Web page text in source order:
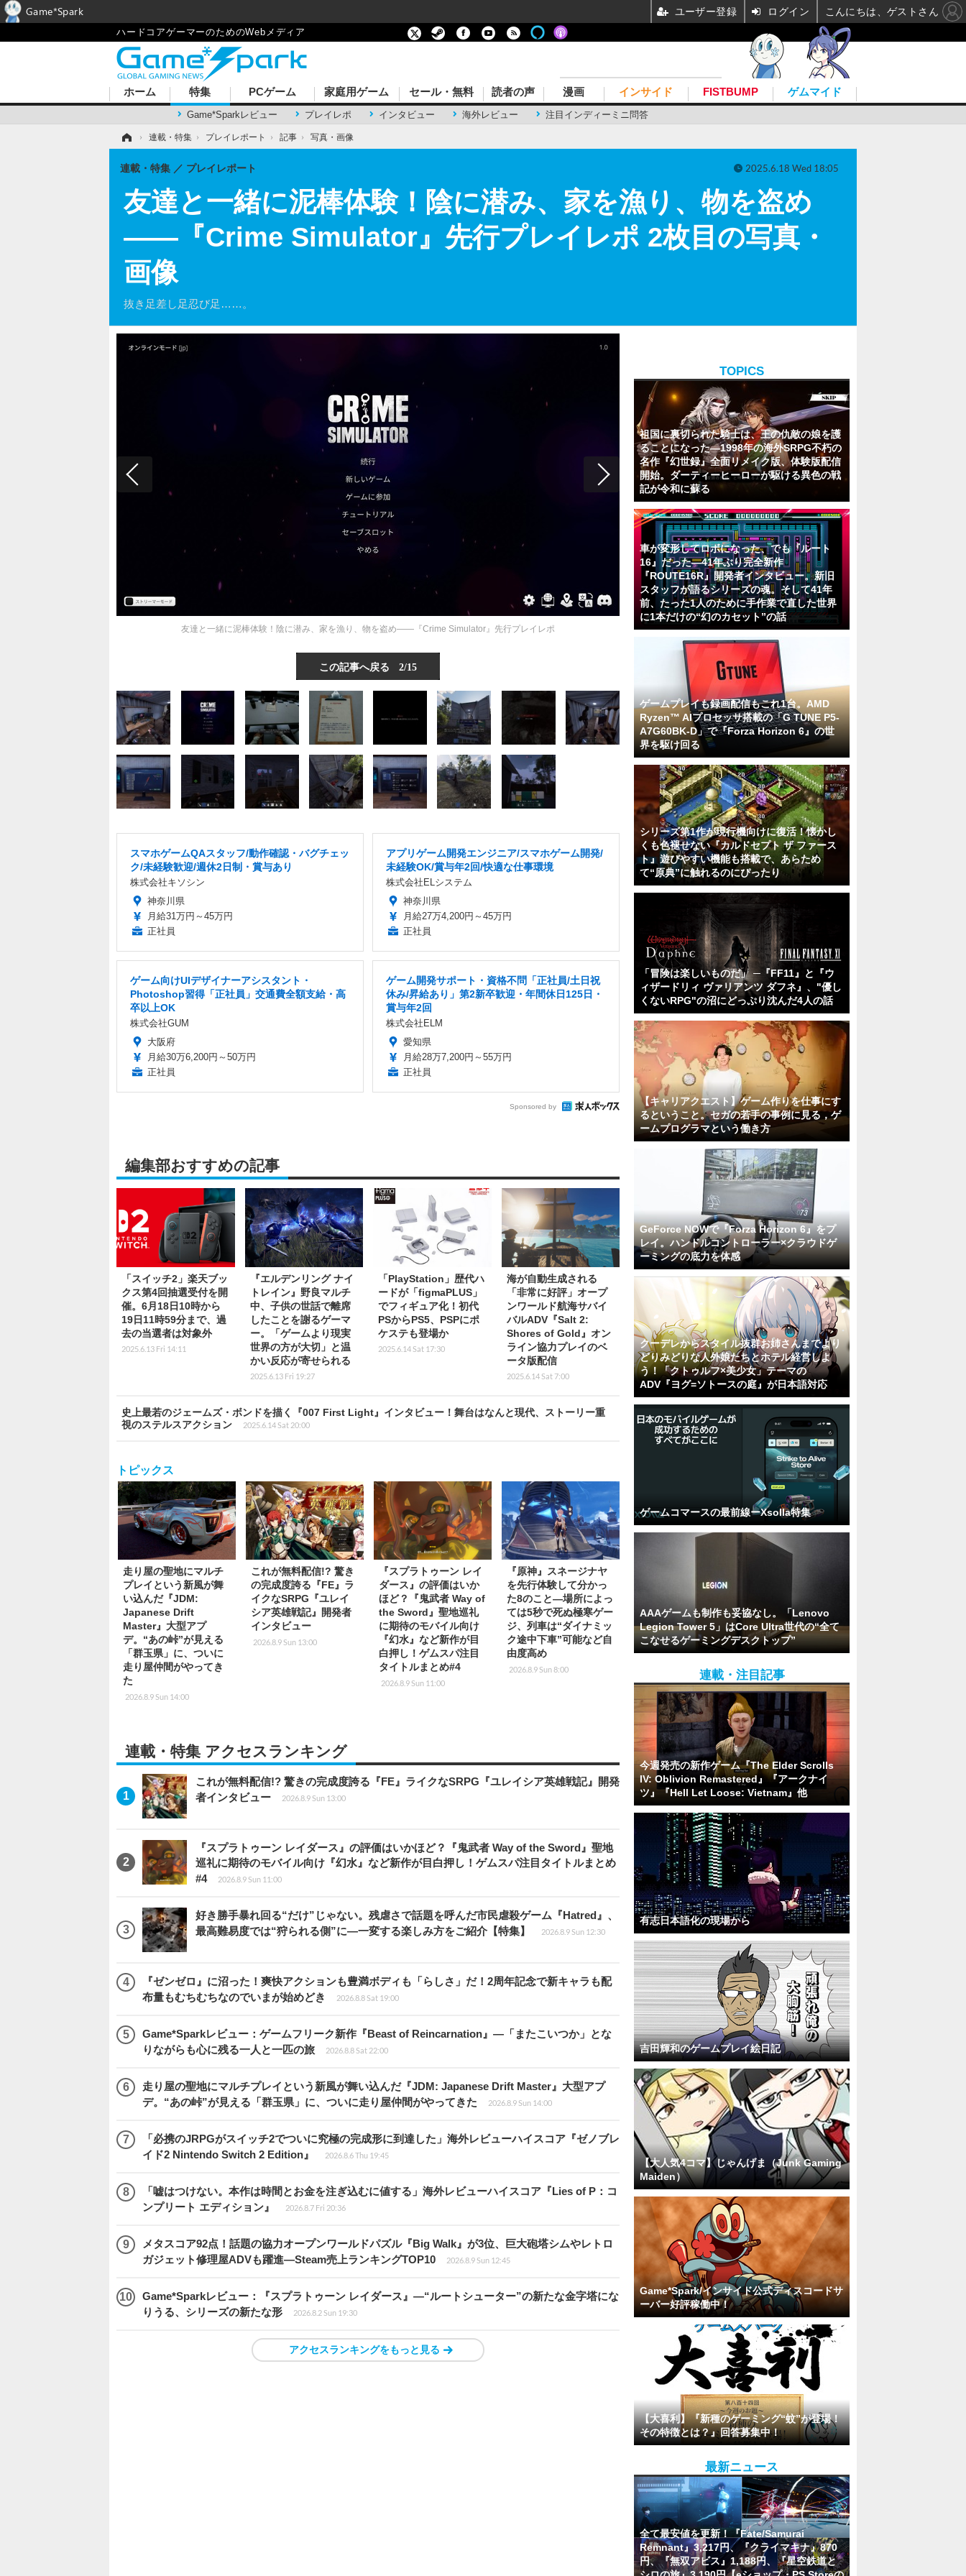
ハードコアゲーマーのためのWebメディア
ホーム 特集
Game*Sparkレビュー プレイレポ インタビュー 海外レビュー 注目インディーミニ問答
PCゲーム 家庭用ゲーム セール・無料 読者の声 漫画 インサイド FISTBUMP ゲムマイド
› 連載・特集 › プレイレポート › 記事 › 写真・画像
友達と一緒に泥棒体験！陰に潜み、家を漁り、物を盗め
――『Crime Simulator』先行プレイレポ 2枚目の写真・
画像
抜き足差し足忍び足……。
連載・特集 プレイレポート 2025.6.18 Wed 18:05
友達と一緒に泥棒体験！陰に潜み、家を漁り、物を盗め――『Crime Simulator』先行プレイレポ
この記事へ戻る 2/15
スマホゲームQAスタッフ/動作確認・バグチェッ
ク/未経験歓迎/週休2日制・賞与あり
株式会社キソシン
神奈川県
月給31万円～45万円
正社員
アプリゲーム開発エンジニア/スマホゲーム開発/
未経験OK/賞与年2回/快適な仕事環境
株式会社ELシステム
神奈川県
月給27万4,200円～45万円
正社員
ゲーム向けUIデザイナーアシスタント・
Photoshop習得「正社員」交通費全額支給・高
卒以上OK
株式会社GUM
大阪府
月給30万6,200円～50万円
正社員
ゲーム開発サポート・資格不問「正社員/土日祝
休み/昇給あり」第2新卒歓迎・年間休日125日・
賞与年2回
株式会社ELM
愛知県
月給28万7,200円～55万円
正社員
Sponsored by
編集部おすすめの記事
「スイッチ2」楽天ブッ
クス第4回抽選受付を開
催。6月18日10時から
19日11時59分まで、過
去の当選者は対象外
2025.6.13 Fri 14:11
『エルデンリング ナイ
トレイン』野良マルチ
中、子供の世話で離席
したことを謝るゲーマ
ー。「ゲームより現実
世界の方が大切」と温
かい反応が寄せられる
2025.6.13 Fri 19:27
「PlayStation」歴代ハ
ードが「figmaPLUS」
でフィギュア化！初代
PSからPS5、PSPにポ
ケステも登場か
2025.6.14 Sat 17:30
海が自動生成される
「非常に好評」オープ
ンワールド航海サバイ
バルADV『Salt 2:
Shores of Gold』オン
ライン協力プレイのベ
ータ版配信
2025.6.14 Sat 7:00
史上最若のジェームズ・ボンドを描く『007 First Light』インタビュー！舞台はなんと現代、ストーリー重
視のステルスアクション
2025.6.14 Sat 20:00
トピックス
走り屋の聖地にマルチ
プレイという新風が舞
い込んだ『JDM:
Japanese Drift
Master』大型アプ
デ。“あの峠”が見える
「群玉県」に、ついに
走り屋仲間がやってき
た
2026.8.9 Sun 14:00
これが無料配信!? 驚き
の完成度誇る『FE』ラ
イクなSRPG『ユレイ
シア英雄戦記』開発者
インタビュー
2026.8.9 Sun 13:00
『スプラトゥーン レイ
ダース』の評価はいか
ほど？『鬼武者 Way of
the Sword』聖地巡礼
に期待のモバイル向け
『幻水』など新作が目
白押し！ゲムスパ注目
タイトルまとめ#4
2026.8.9 Sun 11:00
『原神』スネージナヤ
を先行体験して分かっ
た8のこと―場所によっ
ては5秒で死ぬ極寒ゲー
ジ、列車は“ダイナミッ
ク途中下車”可能など自
由度高め
2026.8.9 Sun 8:00
連載・特集 アクセスランキング
これが無料配信!? 驚きの完成度誇る『FE』ライクなSRPG『ユレイシア英雄戦記』開発
者インタビュー
2026.8.9 Sun 13:00
『スプラトゥーン レイダース』の評価はいかほど？『鬼武者 Way of the Sword』聖地
巡礼に期待のモバイル向け『幻水』など新作が目白押し！ゲムスパ注目タイトルまとめ
#4
2026.8.9 Sun 11:00
好き勝手暴れ回る“だけ”じゃない。残虐さで話題を呼んだ市民虐殺ゲーム『Hatred』、
最高難易度では“狩られる側”に―一変する楽しみ方をご紹介【特集】
2026.8.9 Sun 12:30
『ゼンゼロ』に沼った！爽快アクションも豊満ボディも「らしさ」だ！2周年記念で新キャラも配
布量もむちむちなのでいまが始めどき
2026.8.8 Sat 19:00
Game*Sparkレビュー：ゲームフリーク新作『Beast of Reincarnation』―「またこいつか」とな
りながらも心に残る一人と一匹の旅
2026.8.8 Sat 22:00
走り屋の聖地にマルチプレイという新風が舞い込んだ『JDM: Japanese Drift Master』大型アプ
デ。“あの峠”が見える「群玉県」に、ついに走り屋仲間がやってきた
2026.8.9 Sun 14:00
「必携のJRPGがスイッチ2でついに究極の完成形に到達した」海外レビューハイスコア『ゼノブレ
イド2 Nintendo Switch 2 Edition』
2026.8.6 Thu 19:45
「嘘はつけない。本作は時間とお金を注ぎ込むに値する」海外レビューハイスコア『Lies of P：コ
ンプリート エディション』
2026.8.7 Fri 20:36
メタスコア92点！話題の協力オープンワールドパズル『Big Walk』が3位、巨大砲塔シムやレトロ
ガジェット修理屋ADVも躍進―Steam売上ランキングTOP10
2026.8.9 Sun 12:45
Game*Sparkレビュー：『スプラトゥーン レイダース』―“ルートシューター”の新たな金字塔にな
りうる、シリーズの新たな形
2026.8.2 Sun 19:30
アクセスランキングをもっと見る
TOPICS
祖国に裏切られた騎士は、王の仇敵の娘を護
ることになった―1998年の海外SRPG不朽の
名作『幻世録』全面リメイク版、体験版配信
開始。ダーティーヒーローが駆ける異色の戦
記が令和に蘇る
車が変形してロボになった、でも『ルート
16』だった―41年ぶり完全新作
『ROUTE16R』開発者インタビュー。新旧
スタッフが語るシリーズの魂。そして41年
前、たった1人のために手作業で直した世界
に1本だけの“幻のカセット”の話
ゲームプレイも録画配信もこれ1台。AMD
Ryzen™ AIプロセッサ搭載の「G TUNE P5-
A7G60BK-D」で『Forza Horizon 6』の世
界を駆け回る
シリーズ第1作が現行機向けに復活！懐かし
くも色褪せない『カルドセプト ザ ファース
ト』遊びやすい機能も搭載で、あらため
て“原典”に触れるのにぴったり
「冒険は楽しいものだ」 ─『FF11』と『ウ
ィザードリィ ヴァリアンツ ダフネ』、"優し
くないRPG"の沼にどっぷり沈んだ4人の話
【キャリアクエスト】ゲーム作りを仕事にす
るということ。セガの若手の事例に見る，ゲ
ームプログラマという働き方
GeForce NOWで『Forza Horizon 6』をプ
レイ。ハンドルコントローラー×クラウドゲ
ーミングの底力を体感
クーデレからスタイル抜群お姉さんまでより
どりみどりな人外娘たちとホテル経営しよ
う！「クトゥルフ×美少女」テーマの
ADV『ヨグ=ソトースの庭』が日本語対応
ゲームコマースの最前線ーXsolla特集
AAAゲームも制作も妥協なし。「Lenovo
Legion Tower 5」はCore Ultra世代の“全て
こなせるゲーミングデスクトップ”
連載・注目記事
今週発売の新作ゲーム『The Elder Scrolls
IV: Oblivion Remastered』『アークナイ
ツ』『Hell Let Loose: Vietnam』他
有志日本語化の現場から
吉田輝和のゲームプレイ絵日記
【大人気4コマ】じゃんげま（Junk Gaming
Maiden）
Game*Spark/インサイド公式ディスコードサ
ーバー好評稼働中！
【大喜利】『新種のゲーミング“蚊”が登場！
その特徴とは？』回答募集中！
最新ニュース
全て最安値を更新！『Fate/Samurai
Remnant』3,217円、『クライマキナ』870
円、『無双アビス』1,188円、『星空鉄道と
Game*Spark ユーザー登録 ログイン こんにちは、ゲストさん